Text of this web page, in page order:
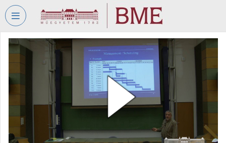
Fejléc kihagyása Menü kihagyása Tartalom kihagyása
VIDEOTORIUM
BUDAPESTI
MŰSZAKI
ÉS
GAZDASÁGTUDOMÁNYI
EGYETEM
Intézményi kezdőlap